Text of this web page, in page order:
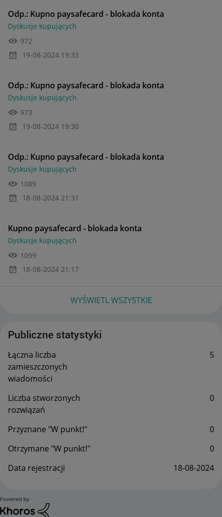
Odp.: Kupno paysafecard - blokada konta
Dyskusje kupujących
972
‎19-08-2024 19:33
Odp.: Kupno paysafecard - blokada konta
Dyskusje kupujących
973
‎19-08-2024 19:30
Odp.: Kupno paysafecard - blokada konta
Dyskusje kupujących
1089
‎18-08-2024 21:31
Kupno paysafecard - blokada konta
Dyskusje kupujących
1099
‎18-08-2024 21:17
WYŚWIETL WSZYSTKIE
Publiczne statystyki
Łączna liczba
zamieszczonych
wiadomości
5
Liczba stworzonych
rozwiązań
0
Przyznane "W punkt!"
0
Otrzymane "W punkt!"
0
Data rejestracji
‎18-08-2024